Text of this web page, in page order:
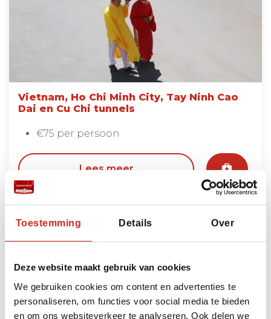
Toestemming Details Over
Deze website maakt gebruik van cookies
We gebruiken cookies om content en advertenties te
personaliseren, om functies voor social media te bieden
en om ons websiteverkeer te analyseren. Ook delen we
Vietnam, Ho Chi Minh City, Tay Ninh Cao
Dai en Cu Chi tunnels
€75 per persoon
Lees meer
Bouwstenen
Heeft u ruimte voor nog meer beleving? Dan kunt